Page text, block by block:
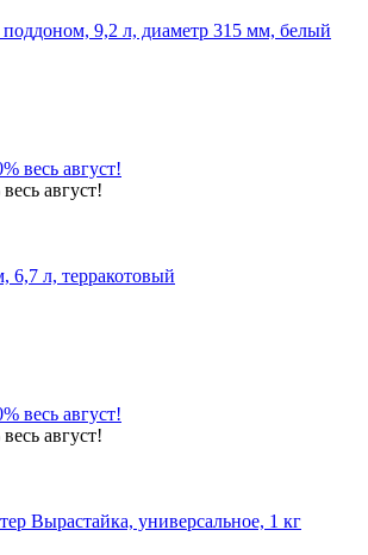
9,2 л, диаметр 315 мм, белый
август!
6,7 л, терракотовый
август!
Вырастайка, универсальное, 1 кг